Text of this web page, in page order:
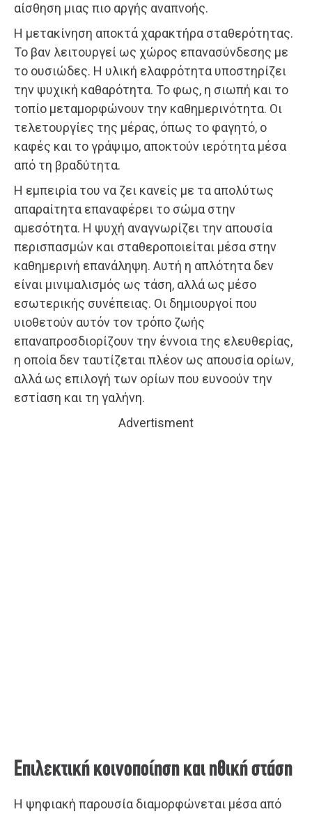
αίσθηση μιας πιο αργής αναπνοής.
Η μετακίνηση αποκτά χαρακτήρα σταθερότητας.
Το βαν λειτουργεί ως χώρος επανασύνδεσης με
το ουσιώδες. Η υλική ελαφρότητα υποστηρίζει
την ψυχική καθαρότητα. Το φως, η σιωπή και το
τοπίο μεταμορφώνουν την καθημερινότητα. Οι
τελετουργίες της μέρας, όπως το φαγητό, ο
καφές και το γράψιμο, αποκτούν ιερότητα μέσα
από τη βραδύτητα.
Η εμπειρία του να ζει κανείς με τα απολύτως
απαραίτητα επαναφέρει το σώμα στην
αμεσότητα. Η ψυχή αναγνωρίζει την απουσία
περισπασμών και σταθεροποιείται μέσα στην
καθημερινή επανάληψη. Αυτή η απλότητα δεν
είναι μινιμαλισμός ως τάση, αλλά ως μέσο
εσωτερικής συνέπειας. Οι δημιουργοί που
υιοθετούν αυτόν τον τρόπο ζωής
επαναπροσδιορίζουν την έννοια της ελευθερίας,
η οποία δεν ταυτίζεται πλέον ως απουσία ορίων,
αλλά ως επιλογή των ορίων που ευνοούν την
εστίαση και τη γαλήνη.
Advertisment
Επιλεκτική κοινοποίηση και ηθική στάση
Η ψηφιακή παρουσία διαμορφώνεται μέσα από